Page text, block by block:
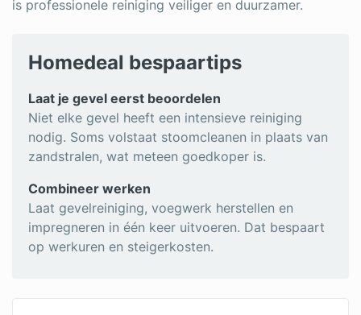
is professionele reiniging veiliger en duurzamer.
Homedeal bespaartips
Laat je gevel eerst beoordelen
Niet elke gevel heeft een intensieve reiniging
nodig. Soms volstaat stoomcleanen in plaats van
zandstralen, wat meteen goedkoper is.
Combineer werken
Laat gevelreiniging, voegwerk herstellen en
impregneren in één keer uitvoeren. Dat bespaart
op werkuren en steigerkosten.